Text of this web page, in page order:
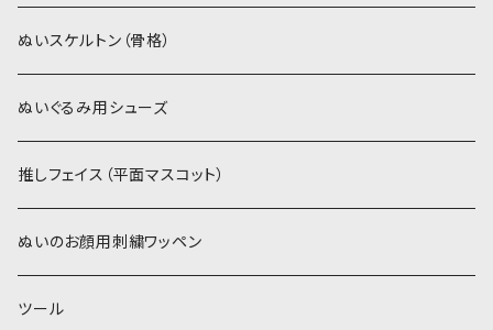
スキンカラー生地
カーリーベルボア
パウダーボア（4mm）
ウィッグボア（8cm）
白系
スキンカラー系
白系
ステッチカラー
ミニワッペン
リボン
ぬいスケルトン（骨格）
ぬいぐるみ用シューズ
推しフェイス（平面マスコット）
ぬいのお顔用刺繍ワッペン
ツール